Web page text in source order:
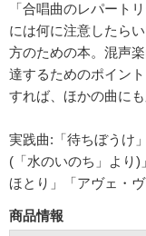
「合唱曲のレパート
には何に注意したら
方のための本。混声
達するためのポイン
すれば、ほかの曲にも
実践曲:「待ちぼうけ
(「水のいのち」より
ほとり」「アヴェ・
商品情報